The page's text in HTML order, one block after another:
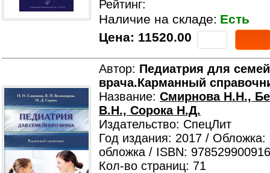
Рейтинг:
Наличие на складе: Есть
Цена: 11520.00
Автор: Педиатрия для
врача.Карманный
Название: Смирнова Н.Н.,
В.Н., Сорока Н.Д.
Издательство: СпецЛит
Год издания: 2017 / Обложка:
обложка / ISBN:
Кол-во страниц: 71